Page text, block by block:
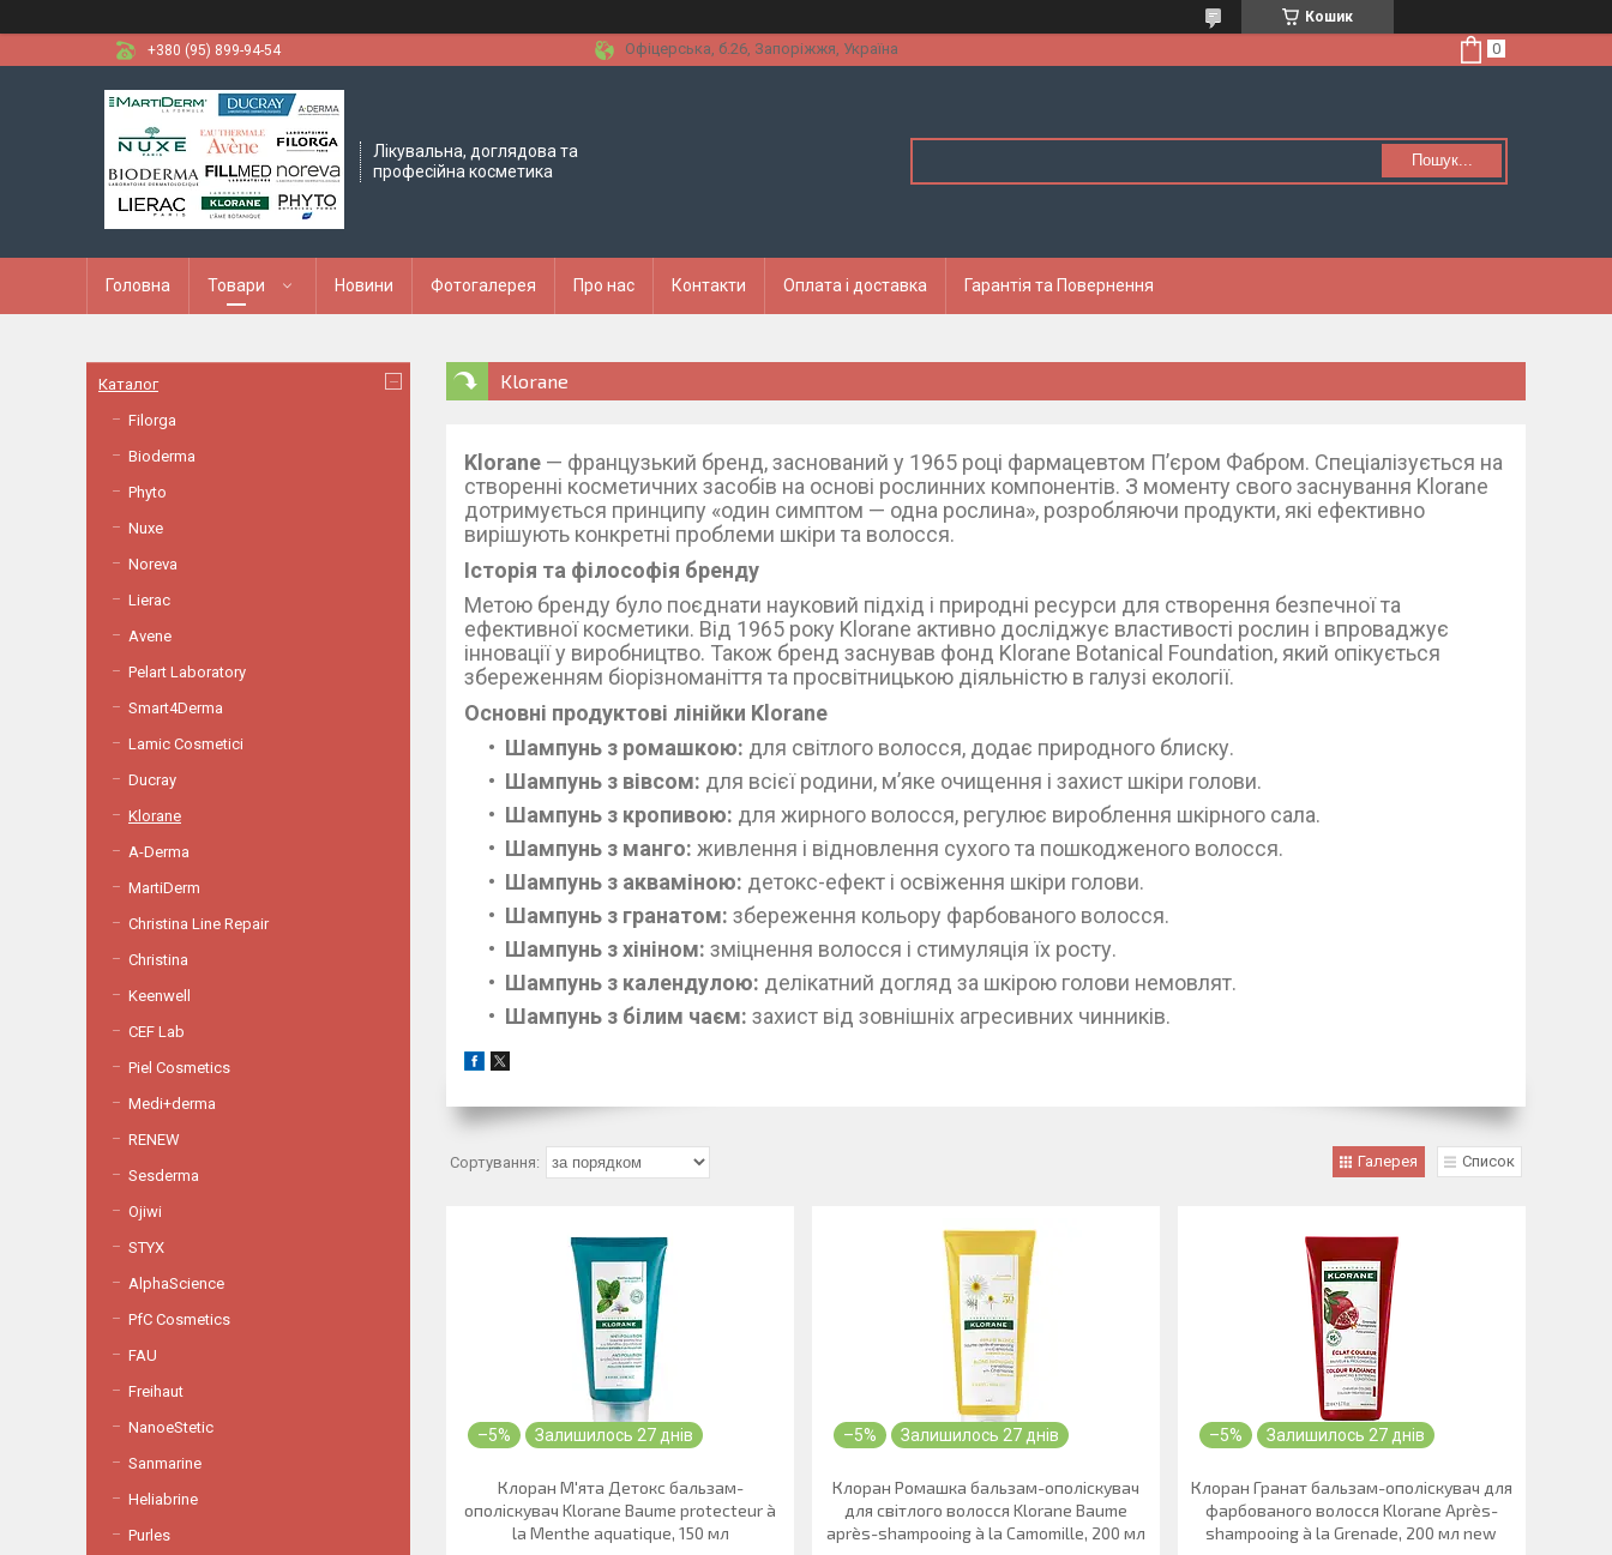
Кошик
+380 (95) 899-94-54
Офіцерська, б.26, Запоріжжя, Україна
Лікувальна, доглядова та
професійна косметика
Пошук...
Головна Товари Новини Фотогалерея Про нас Контакти Оплата і доставка Гарантія та Повернення
Klorane
Klorane — французький бренд, заснований у 1965 році фармацевтом П’єром Фабром. Спеціалізується на
створенні косметичних засобів на основі рослинних компонентів. З моменту свого заснування Klorane
дотримується принципу «один симптом — одна рослина», розробляючи продукти, які ефективно
вирішують конкретні проблеми шкіри та волосся.
Історія та філософія бренду
Метою бренду було поєднати науковий підхід і природні ресурси для створення безпечної та
ефективної косметики. Від 1965 року Klorane активно досліджує властивості рослин і впроваджує
інновації у виробництво. Також бренд заснував фонд Klorane Botanical Foundation, який опікується
збереженням біорізноманіття та просвітницькою діяльністю в галузі екології.
Основні продуктові лінійки Klorane
Шампунь з ромашкою: для світлого волосся, додає природного блиску.
Шампунь з вівсом: для всієї родини, м’яке очищення і захист шкіри голови.
Шампунь з кропивою: для жирного волосся, регулює вироблення шкірного сала.
Шампунь з манго: живлення і відновлення сухого та пошкодженого волосся.
Шампунь з акваміною: детокс-ефект і освіження шкіри голови.
Шампунь з гранатом: збереження кольору фарбованого волосся.
Шампунь з хініном: зміцнення волосся і стимуляція їх росту.
Шампунь з календулою: делікатний догляд за шкірою голови немовлят.
Шампунь з білим чаєм: захист від зовнішніх агресивних чинників.
Галерея Список
–5% Залишилось 27 днів
Клоран М'ята Детокс бальзам-
ополіскувач Klorane Baume protecteur à
la Menthe aquatique, 150 мл
–5% Залишилось 27 днів
Клоран Ромашка бальзам-ополіскувач
для світлого волосся Klorane Baume
après-shampooing à la Camomille, 200 мл
–5% Залишилось 27 днів
Клоран Гранат бальзам-ополіскувач для
фарбованого волосся Klorane Après-
shampooing à la Grenade, 200 мл new
Каталог
Filorga
Bioderma
Phyto
Nuxe
Noreva
Lierac
Avene
Pelart Laboratory
Smart4Derma
Lamic Cosmetici
Ducray
Klorane
A-Derma
MartiDerm
Christina Line Repair
Christina
Keenwell
СEF Lab
Piel Cosmetics
Medi+derma
RENEW
Sesderma
Ojiwi
STYX
AlphaScience
PfC Cosmetics
FAU
Freihaut
NanoeStetic
Sanmarine
Heliabrine
Purles